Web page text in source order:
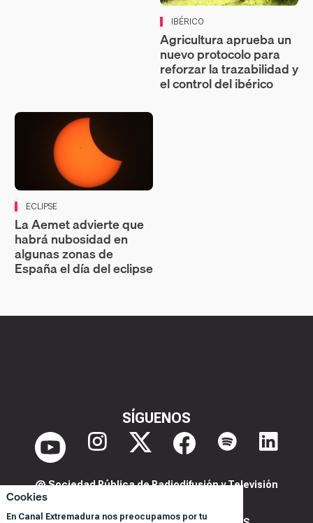
Cookies
En Canal Extremadura nos preocupamos por tu
IBÉRICO
Agricultura aprueba un
nuevo protocolo para
reforzar la trazabilidad y
el control del ibérico
ECLIPSE
La Aemet advierte que
habrá nubosidad en
algunas zonas de
España el día del eclipse
SÍGUENOS
@ Sociedad Pública de Radiodifusión y Televisión